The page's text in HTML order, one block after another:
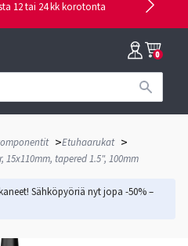
12 tai 24 kk korotonta
0
>Etuhaarukat >
15x110mm, tapered 1.5", 100mm
Sähköpyöriä nyt jopa -50% –